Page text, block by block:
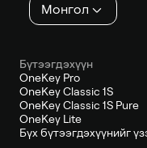
Монгол
Бүтээгдэхүүн
OneKey Pro
OneKey Classic 1S
OneKey Classic 1S Pure
OneKey Lite
Бүх бүтээгдэхүүнийг